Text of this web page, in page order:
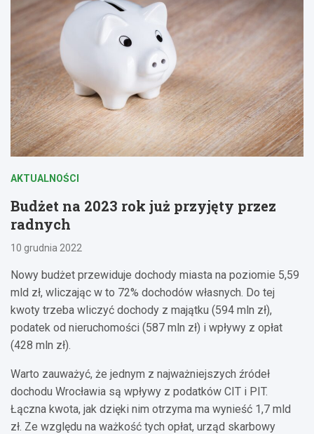
AKTUALNOŚCI
Budżet na 2023 rok już przyjęty przez
radnych
10 grudnia 2022
Nowy budżet przewiduje dochody miasta na poziomie 5,59
mld zł, wliczając w to 72% dochodów własnych. Do tej
kwoty trzeba wliczyć dochody z majątku (594 mln zł),
podatek od nieruchomości (587 mln zł) i wpływy z opłat
(428 mln zł).
Warto zauważyć, że jednym z najważniejszych źródeł
dochodu Wrocławia są wpływy z podatków CIT i PIT.
Łączna kwota, jak dzięki nim otrzyma ma wynieść 1,7 mld
zł. Ze względu na ważkość tych opłat, urząd skarbowy